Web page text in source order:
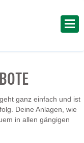
ganz einfach und ist
Deine Anlagen, wie
in allen gängigen